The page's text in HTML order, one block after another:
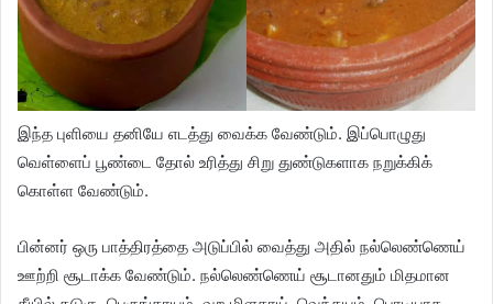
இந்த புளியை தனியே எடத்து வைக்க வேண்டும். இப்பொழுது
வெள்ளைப் பூண்டை தோல் உரித்து சிறு துண்டுகளாக நறுக்கிக்
கொள்ள வேண்டும்.
பின்னர் ஒரு பாத்திரத்தை அடுப்பில் வைத்து அதில் நல்லெண்ணெய்
ஊற்றி சூடாக்க வேண்டும். நல்லெண்ணெய் சூடானதும் மிதமான